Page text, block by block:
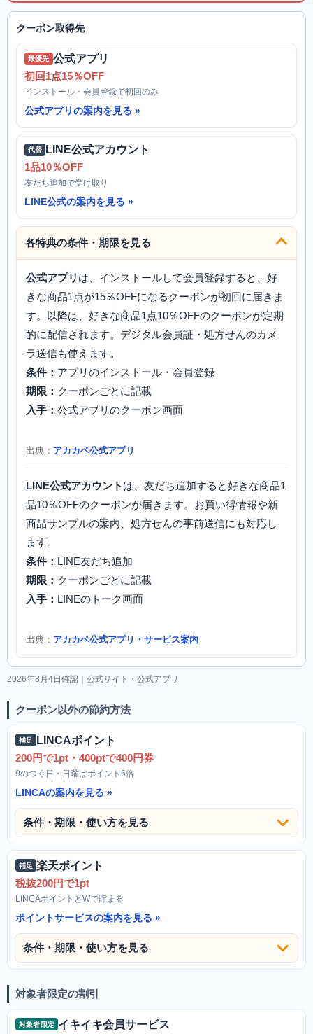
クーポン取得先
最優先 公式アプリ
初回1点15％OFF
インストール・会員登録で初回のみ
公式アプリの案内を見る
代替
LINE公式アカウント
1品10％OFF
友だち追加で受け取り
LINE公式の案内を見る
各特典の条件・期限を見る
公式アプリ は、インストールして会員登録すると、好
きな商品1点が15％OFFになるクーポンが初回に届きま
す。以降は、好きな商品1点10％OFFのクーポンが定期
的に配信されます。デジタル会員証・処方せんのカメ
ラ送信も使えます。
条件： アプリのインストール・会員登録
期限： クーポンごとに記載
入手： 公式アプリのクーポン画面
出典： アカカベ公式アプリ
LINE公式アカウント は、友だち追加すると好きな商品1
品10％OFFのクーポンが届きます。お買い得情報や新
商品サンプルの案内、処方せんの事前送信にも対応し
ます。
条件： LINE友だち追加
期限： クーポンごとに記載
入手： LINEのトーク画面
出典： アカカベ公式アプリ・サービス案内
2026年8月4日確認｜公式サイト・公式アプリ
クーポン以外の節約方法
補足
LINCAポイント
200円で1pt・400ptで400円券
9のつく日・日曜はポイント6倍
LINCAの案内を見る
条件・期限・使い方を見る
補足 楽天ポイント
税抜200円で1pt
LINCAポイントとWで貯まる
ポイントサービスの案内を見る
条件・期限・使い方を見る
対象者限定の割引
対象者限定 イキイキ会員サービス